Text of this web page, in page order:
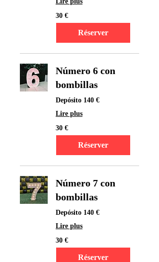
30
euros
30 €
Réserver
Número 6 con
bombillas
Depósito 140 €
Lire plus
30
euros
30 €
Réserver
Número 7 con
bombillas
Depósito 140 €
Lire plus
30
euros
30 €
Réserver